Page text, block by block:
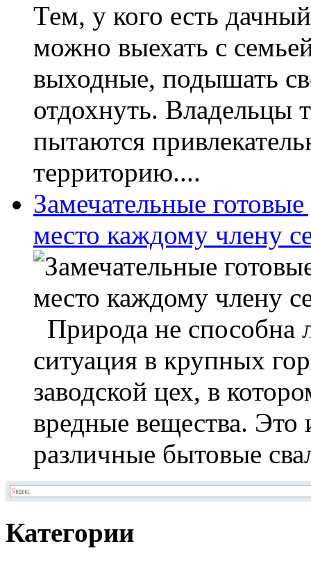
Тем, у кого есть
можно выехать с
выходные, подышать
отдохнуть. Владельцы
пытаются
территорию....
Замечательные
место каждому члену
Природа не способна
ситуация в крупных
заводской цех, в
вредные вещества.
различные бытовые
Категории